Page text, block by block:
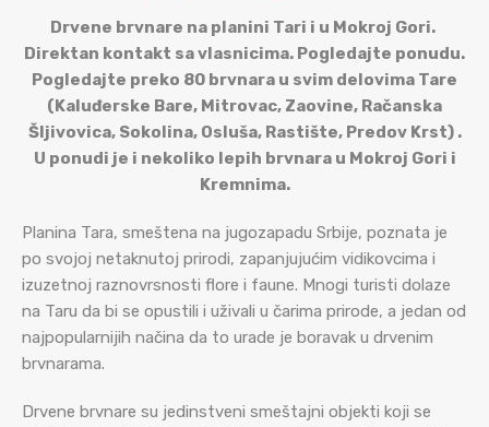
Drvene brvnare na planini Tari i u Mokroj Gori.
Direktan kontakt sa vlasnicima. Pogledajte ponudu.
Pogledajte preko 80 brvnara u svim delovima Tare
(Kaluđerske Bare, Mitrovac, Zaovine, Račanska
Šljivovica, Sokolina, Osluša, Rastište, Predov Krst) .
U ponudi je i nekoliko lepih brvnara u Mokroj Gori i
Kremnima.
Planina Tara, smeštena na jugozapadu Srbije, poznata je
po svojoj netaknutoj prirodi, zapanjujućim vidikovcima i
izuzetnoj raznovrsnosti flore i faune. Mnogi turisti dolaze
na Taru da bi se opustili i uživali u čarima prirode, a jedan od
najpopularnijih načina da to urade je boravak u drvenim
brvnarama.
Drvene brvnare su jedinstveni smeštajni objekti koji se